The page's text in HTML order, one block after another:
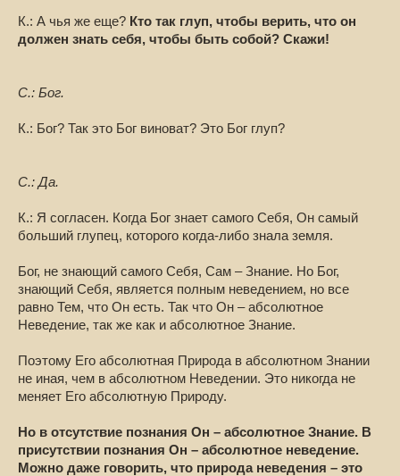
К.: А чья же еще? Кто так глуп, чтобы верить, что он
должен знать себя, чтобы быть собой? Скажи!
С.: Бог.
К.: Бог? Так это Бог виноват? Это Бог глуп?
С.: Да.
К.: Я согласен. Когда Бог знает самого Себя, Он самый
больший глупец, которого когда-либо знала земля.
Бог, не знающий самого Себя, Сам – Знание. Но Бог,
знающий Себя, является полным неведением, но все
равно Тем, что Он есть. Так что Он – абсолютное
Неведение, так же как и абсолютное Знание.
Поэтому Его абсолютная Природа в абсолютном Знании
не иная, чем в абсолютном Неведении. Это никогда не
меняет Его абсолютную Природу.
Но в отсутствие познания Он – абсолютное Знание. В
присутствии познания Он – абсолютное неведение.
Можно даже говорить, что природа неведения – это